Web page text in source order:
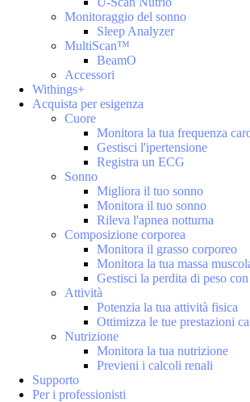
Monitoraggio del sonno
Sleep Analyzer
MultiScan™
BeamO
Accessori
Withings+
Acquista per esigenza
Cuore
Monitora la tua frequenza
Gestisci l'ipertensione
Registra un ECG
Sonno
Migliora il tuo sonno
Monitora il tuo sonno
Rileva l'apnea notturna
Composizione corporea
Monitora il grasso corporeo
Monitora la tua massa
Gestisci la perdita di peso
Attività
Potenzia la tua attività fisica
Ottimizza le tue prestazioni
Nutrizione
Monitora la tua nutrizione
Previeni i calcoli renali
Supporto
Per i professionisti